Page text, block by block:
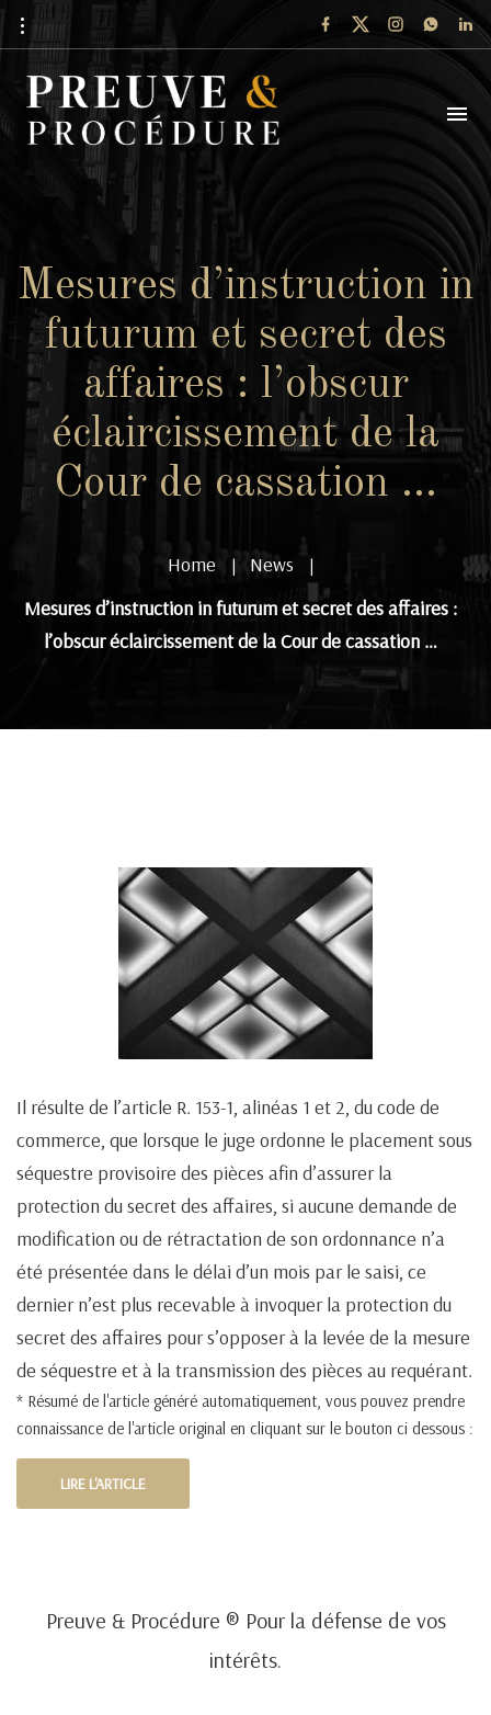
Mesures d’instruction in
futurum et secret des
affaires : l’obscur
éclaircissement de la
Cour de cassation …
Home | News |
Mesures d’instruction in futurum et secret des affaires :
l’obscur éclaircissement de la Cour de cassation …
Il résulte de l’article R. 153-1, alinéas 1 et 2, du code de
commerce, que lorsque le juge ordonne le placement sous
séquestre provisoire des pièces afin d’assurer la
protection du secret des affaires, si aucune demande de
modification ou de rétractation de son ordonnance n’a
été présentée dans le délai d’un mois par le saisi, ce
dernier n’est plus recevable à invoquer la protection du
secret des affaires pour s’opposer à la levée de la mesure
de séquestre et à la transmission des pièces au requérant.
* Résumé de l'article généré automatiquement, vous pouvez prendre
connaissance de l'article original en cliquant sur le bouton ci dessous :
LIRE L'ARTICLE
Preuve & Procédure ® Pour la défense de vos
intérêts.